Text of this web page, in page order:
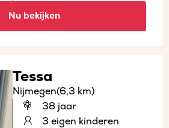
Nu bekijken
Tessa
Nijmegen(6,3 km)
38 jaar
3 eigen kinderen